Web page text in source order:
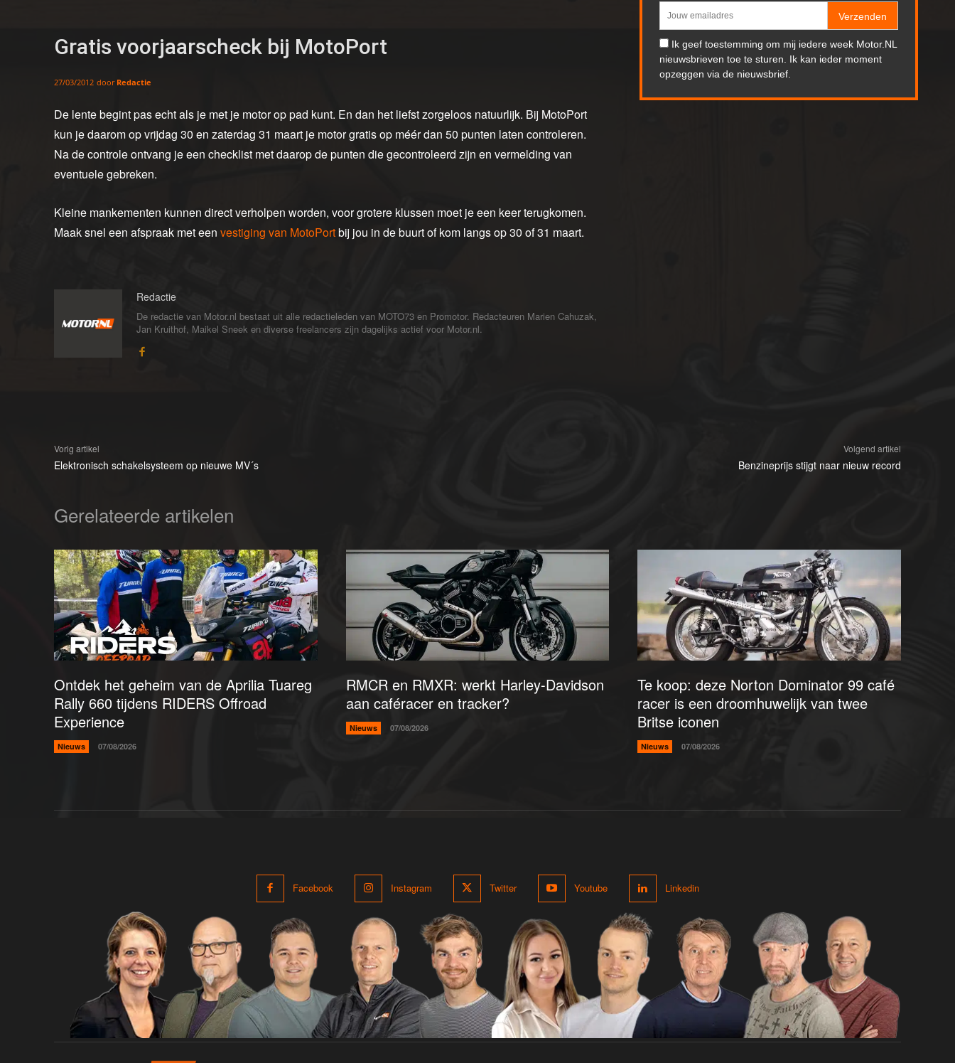
Gratis voorjaarscheck bij MotoPort
27/03/2012 door Redactie
De lente begint pas echt als je met je motor op pad kunt. En dan het liefst zorgeloos natuurlijk. Bij MotoPort
kun je daarom op vrijdag 30 en zaterdag 31 maart je motor gratis op méér dan 50 punten laten controleren.
Na de controle ontvang je een checklist met daarop de punten die gecontroleerd zijn en vermelding van
eventuele gebreken.
Kleine mankementen kunnen direct verholpen worden, voor grotere klussen moet je een keer terugkomen.
Maak snel een afspraak met een vestiging van MotoPortbij jou in de buurt of kom langs op 30 of 31 maart.
Redactie
De redactie van Motor.nl bestaat uit alle redactieleden van MOTO73 en Promotor. Redacteuren Marien Cahuzak,
Jan Kruithof, Maikel Sneek en diverse freelancers zijn dagelijks actief voor Motor.nl.
Verzenden
Ik geef toestemming om mij iedere week Motor.NL
nieuwsbrieven toe te sturen. Ik kan ieder moment
opzeggen via de nieuwsbrief.
Vorig artikel
Elektronisch schakelsysteem op nieuwe MV´s
Volgend artikel
Benzineprijs stijgt naar nieuw record
Gerelateerde artikelen
Ontdek het geheim van de Aprilia Tuareg
Rally 660 tijdens RIDERS Offroad
Experience
Nieuws 07/08/2026
RMCR en RMXR: werkt Harley-Davidson
aan caféracer en tracker?
Nieuws 07/08/2026
Te koop: deze Norton Dominator 99 café
racer is een droomhuwelijk van twee
Britse iconen
Nieuws 07/08/2026
Facebook Instagram Twitter Youtube Linkedin